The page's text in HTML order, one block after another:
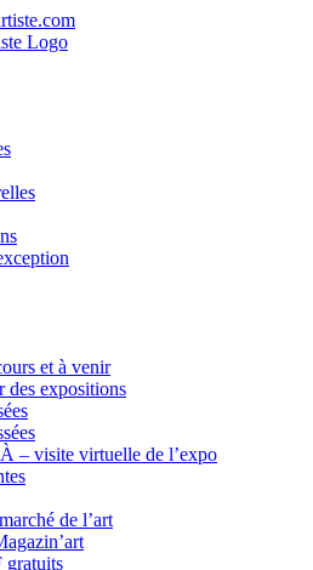
et à venir
des expositions
– visite virtuelle de l’expo
de l’art
gratuits